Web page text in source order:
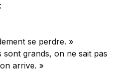
se perdre. »
sont grands, on ne sait pas
arrive. »